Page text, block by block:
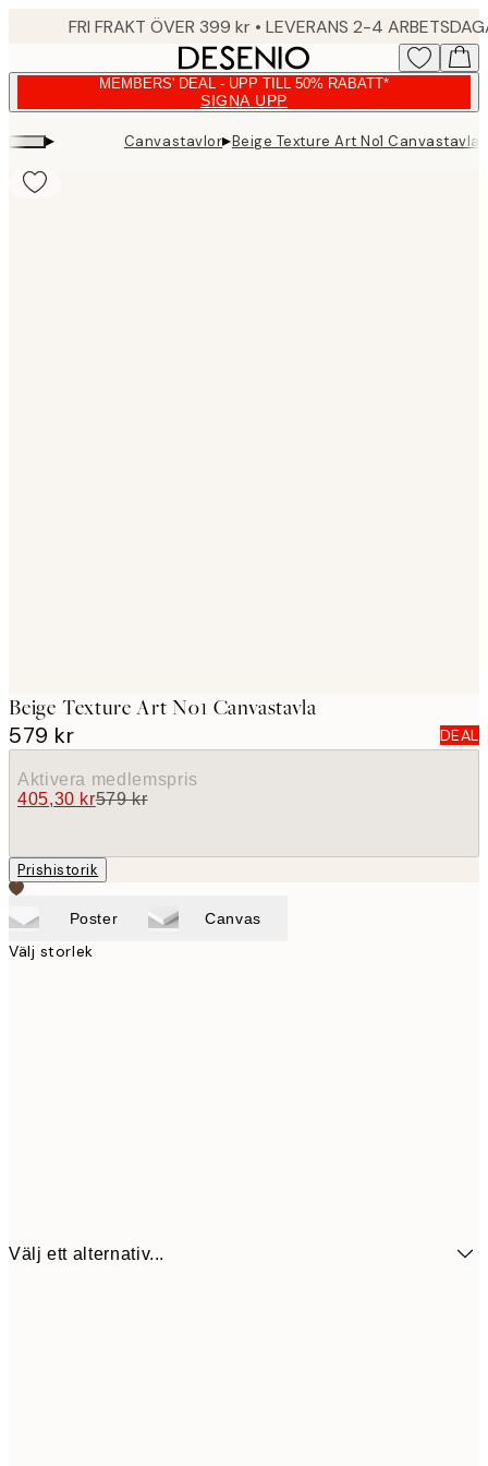
FRI FRAKT ÖVER 399 kr • LEVERANS 2-4
MEMBERS' DEAL - UPP TILL 50% RABATT*
SIGNA UPP
▸ Canvastavlor▸Beige Texture Art No1 Canvastavla
Beige Texture Art No1 Canvastavla
579 kr DEAL
Aktivera medlemspris
405,30 kr579 kr
Prishistorik
Poster Canvas
Välj storlek
Välj ett alternativ...